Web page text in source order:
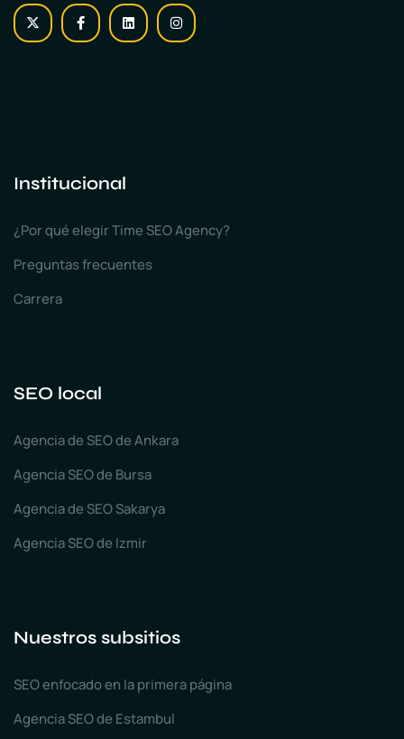
Institucional
¿Por qué elegir Time SEO Agency?
Preguntas frecuentes
Carrera
SEO local
Agencia de SEO de Ankara
Agencia SEO de Bursa
Agencia de SEO Sakarya
Agencia SEO de Izmir
Nuestros subsitios
SEO enfocado en la primera página
Agencia SEO de Estambul